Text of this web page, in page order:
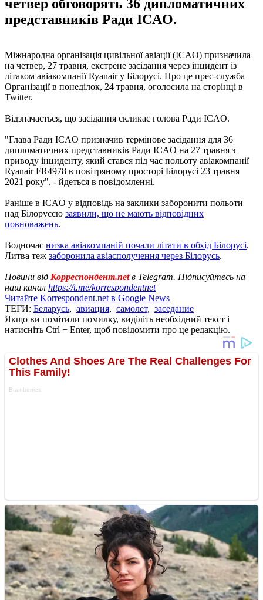
четвер обговорять 36 дипломатичних
представників Ради ICAO.
Міжнародна організація цивільної авіації (ICAO) призначила
на четвер, 27 травня, екстрене засідання через інцидент із
літаком авіакомпанії Ryanair у Білорусі. Про це прес-служба
Організації в понеділок, 24 травня, оголосила на сторінці в
Twitter.
Відзначається, що засідання скликає голова Ради ICAO.
"Глава Ради ICAO призначив термінове засідання для 36
дипломатичних представників Ради ICAO на 27 травня з
приводу інциденту, який стався під час польоту авіакомпанії
Ryanair FR4978 в повітряному просторі Білорусі 23 травня
2021 року", - йдеться в повідомленні.
Раніше в ICAO у відповідь на заклики заборонити польоти
над Білоруссю заявили, що не мають відповідних
повноважень.
Водночас низка авіакомпаній почали літати в обхід Білорусі.
Литва теж заборонила авіасполучення через Білорусь.
Новини від Корреспондент.netв Telegram. Підписуйтесь на
наш канал https://t.me/korrespondentnet
Читайте Korrespondent.net в Google News
ТЕГИ: Беларусь, авиация, самолет, заседание
Якщо ви помітили помилку, виділіть необхідний текст і
натисніть Ctrl + Enter, щоб повідомити про це редакцію.